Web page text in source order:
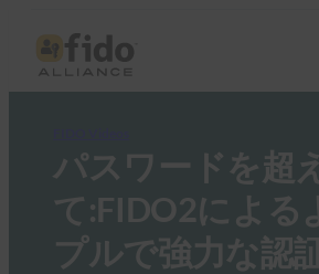
パスワードを超え
て:FIDO2による
プルで強力な認